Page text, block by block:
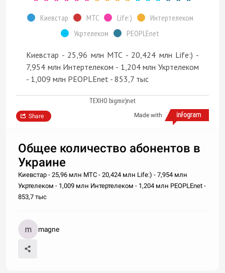
Киевстар МТС Life:)
Интертелеком
Укртелеком
PEOPLEnet
Киевстар - 25,96 млн МТС - 20,424 млн Life:) -
7,954 млн Интертелеком - 1,204 млн Укртелеком
- 1,009 млн PEOPLEnet - 853,7 тыс
ТЕХНО bigmir)net
Made with
Share
Общее количество абонентов в
Украине
Киевстар - 25,96 млн МТС - 20,424 млн Life:) - 7,954 млн
Укртелеком - 1,009 млн Интертелеком - 1,204 млн PEOPLEnet -
853,7 тыс
magne